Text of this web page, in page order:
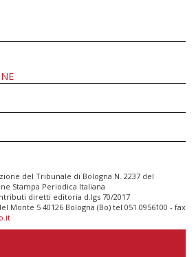
del Tribunale di Bologna N. 2237 del
Stampa Periodica Italiana
diretti editoria d.lgs 70/2017
Monte 5 40126 Bologna (Bo) tel 051 0956100 - fax